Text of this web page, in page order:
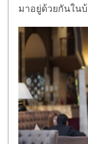
มาอยู่ด้วยกันในบ้